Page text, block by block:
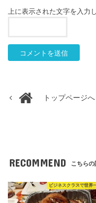
上に表示された文字を入力
トップページへ
RECOMMEND こちらの
ビジネスクラスで世界